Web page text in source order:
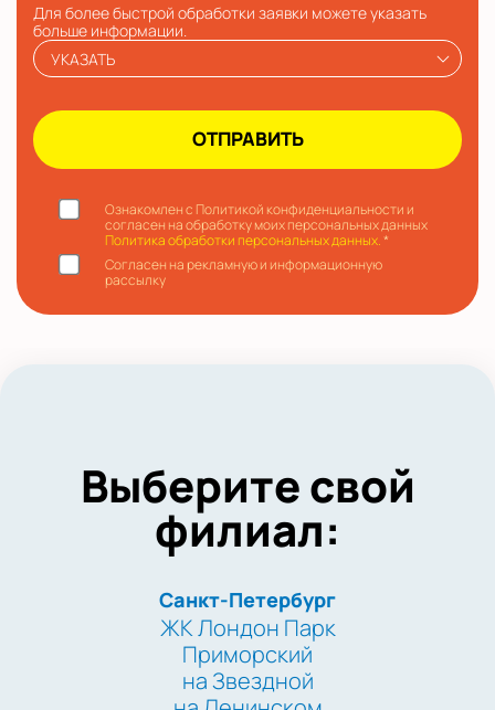
Для более быстрой обработки заявки можете указать
больше информации.
УКАЗАТЬ
Ознакомлен с Политикой конфиденциальности и
согласен на обработку моих персональных данных
Политика обработки персональных данных.*
Согласен на рекламную и информационную
рассылку
Выберите свой
филиал:
Санкт-Петербург
ЖК Лондон Парк
Приморский
на Звездной